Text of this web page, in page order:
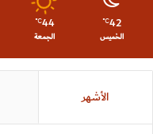
42
℃
الخميس
44
℃
الجمعة
الأشهر